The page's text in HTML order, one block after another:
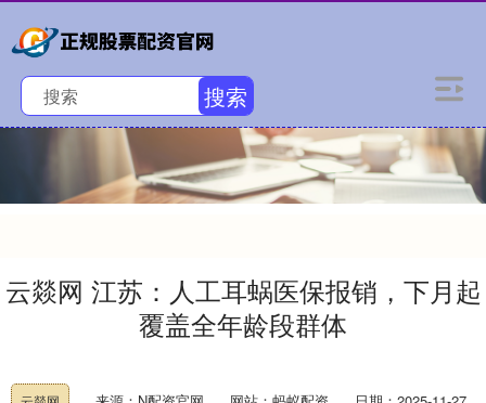
搜索
云燚网 江苏：人工耳蜗医保报销，下月起
覆盖全年龄段群体